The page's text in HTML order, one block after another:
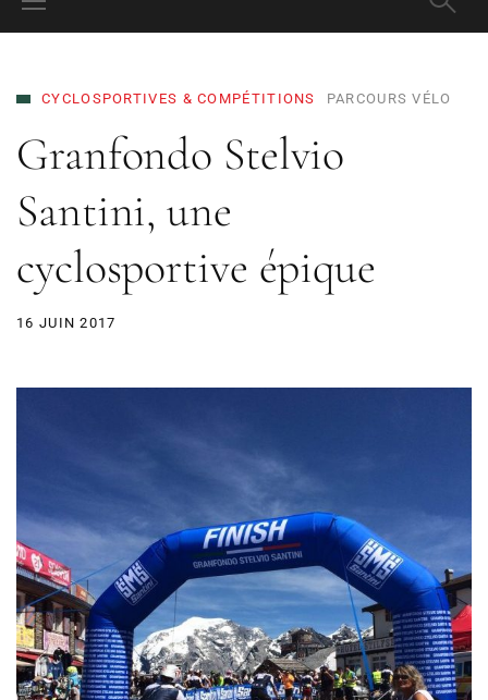
CYCLOSPORTIVES & COMPÉTITIONS PARCOURS VÉLO
Granfondo Stelvio
Santini, une
cyclosportive épique
16 JUIN 2017